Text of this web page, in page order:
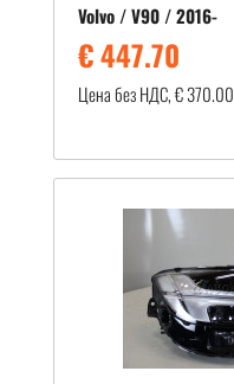
Volvo / V90 / 2016-
€ 447.70
Цена без НДС, € 370.00